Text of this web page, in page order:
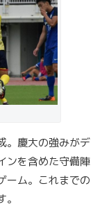
。慶大の強みがデ
ンを含めた守備陣
ーム。これまでの